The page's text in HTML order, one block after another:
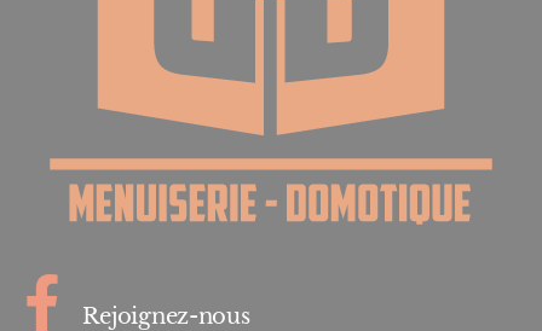
Rejoignez-nous